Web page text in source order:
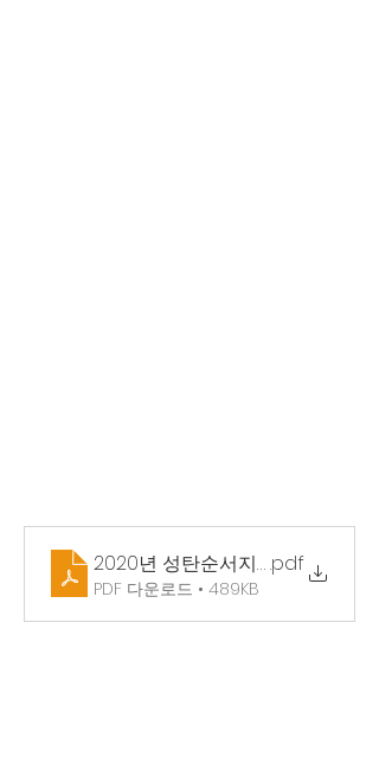
2020년 성탄순서지(A4)
.pdf
PDF 다운로드 • 489KB